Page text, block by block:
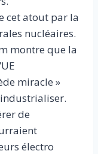
cet atout par la
nucléaires.
montre que la
miracle »
de
électro